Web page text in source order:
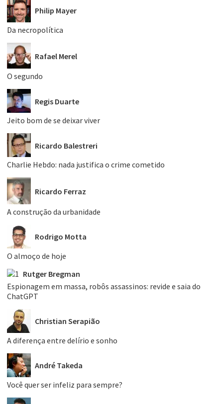
Philip Mayer
Da necropolítica
Rafael Merel
O segundo
Regis Duarte
Jeito bom de se deixar viver
Ricardo Balestreri
Charlie Hebdo: nada justifica o crime cometido
Ricardo Ferraz
A construção da urbanidade
Rodrigo Motta
O almoço de hoje
Rutger Bregman
Espionagem em massa, robôs assassinos: revide e saia do
ChatGPT
Christian Serapião
A diferença entre delírio e sonho
André Takeda
Você quer ser infeliz para sempre?